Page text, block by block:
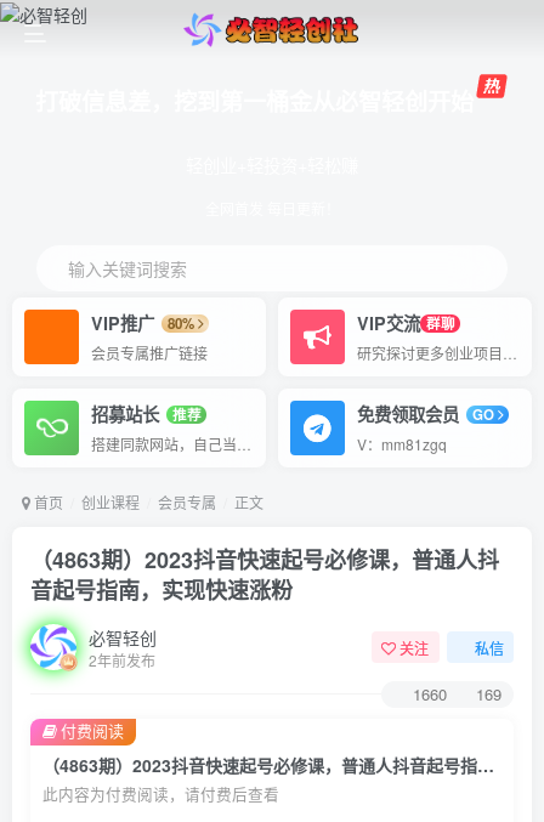
输入关键词搜索
VIP推广
80%
会员专属推广链接
VIP交流 群聊
招募站长
推荐
免费领取会员
GO
V：mm81zgq
首页 创业课程 会员专属 正文
（4863期）2023抖音快速起号必修课，普通人抖
音起号指南，实现快速涨粉
必智轻创
2年前发布
关注 私信
1660 169
（4863期）2023抖音快速起号必修课，普通人抖音起号指南，实现快速涨粉
此内容为付费阅读，请付费后查看
付费阅读